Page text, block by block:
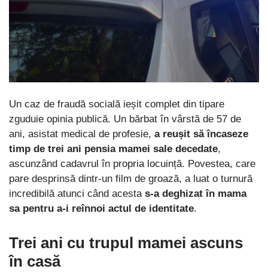
Un caz de fraudă socială ieșit complet din tipare
zguduie opinia publică. Un bărbat în vârstă de 57 de
ani, asistat medical de profesie, a reușit să încaseze
timp de trei ani pensia mamei sale decedate,
ascunzând cadavrul în propria locuință. Povestea, care
pare desprinsă dintr-un film de groază, a luat o turnură
incredibilă atunci când acesta s-a deghizat în mama
sa pentru a-i reînnoi actul de identitate.
Trei ani cu trupul mamei ascuns
în casă